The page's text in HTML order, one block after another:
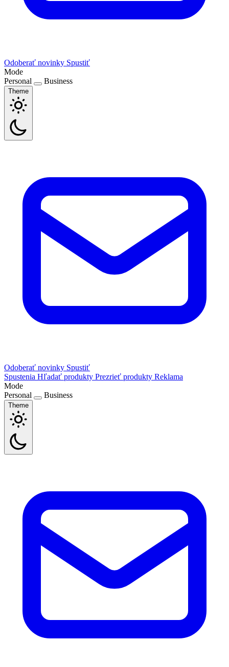
Odoberať novinky Spustiť
Mode
Personal
Business
Theme
Odoberať novinky Spustiť
Spustenia Hľadať produkty Prezrieť produkty Reklama
Mode
Personal
Business
Theme